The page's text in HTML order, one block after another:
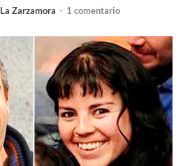
La Zarzamora - 1 comentario